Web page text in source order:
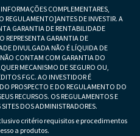
COMPLEMENTARES,
REGULAMENTO]ANTES DE INVESTIR. A
GARANTIA DE RENTABILIDADE
REPRESENTA GARANTIA DE
DIVULGADA NÃO É LÍQUIDA DE
CONTAM COM GARANTIA DO
MECANISMO DE SEGURO OU,
FGC. AO INVESTIDOR É
PROSPECTO E DO REGULAMENTO DO
RECURSOS. OS REGULAMENTOS E
DOS ADMINISTRADORES.
critério requisitos e procedimentos
a produtos.